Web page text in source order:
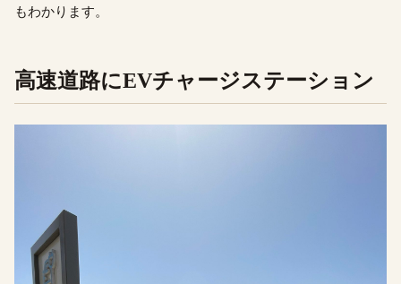
もわかります。
高速道路にEVチャージステーション